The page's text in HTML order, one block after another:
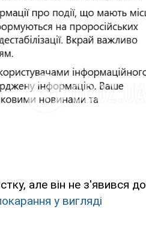
але він не з'явився до
у вигляді